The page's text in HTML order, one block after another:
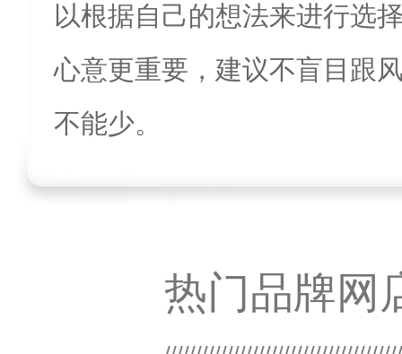
以根据自己的想法来进行选
心意更重要，建议不盲目跟
不能少。
热门品牌网